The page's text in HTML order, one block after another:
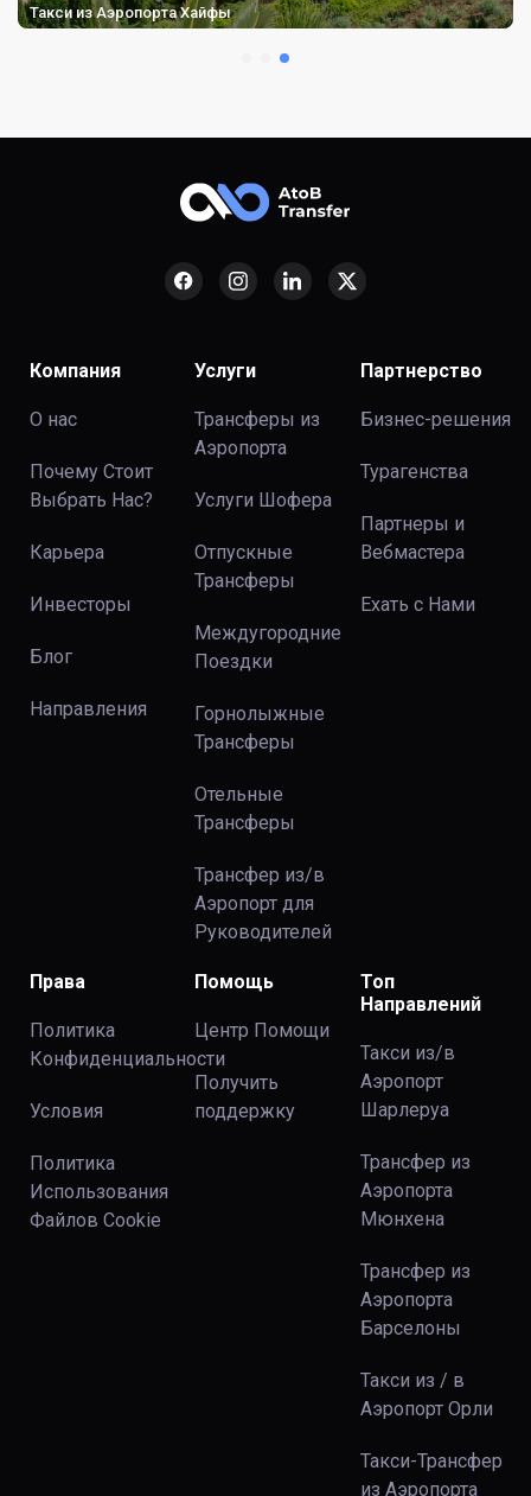
Такси из Аэропорта Хайфы
Компания
О нас
Почему Стоит
Выбрать Нас?
Карьера
Инвесторы
Блог
Направления
Услуги
Трансферы из
Аэропорта
Услуги Шофера
Отпускные
Трансферы
Междугородние
Поездки
Горнолыжные
Трансферы
Отельные
Трансферы
Трансфер из/в
Аэропорт для
Руководителей
Партнерство
Бизнес-решения
Турагенства
Партнеры и
Вебмастера
Ехать с Нами
Права
Политика
Конфиденциальности
Условия
Политика
Использования
Файлов Сookie
Помощь
Центр Помощи
Получить
поддержку
Топ
Направлений
Такси из/в
Аэропорт
Шарлеруа
Трансфер из
Аэропорта
Мюнхена
Трансфер из
Аэропорта
Барселоны
Такси из / в
Аэропорт Орли
Такси-Трансфер
из Аэропорта